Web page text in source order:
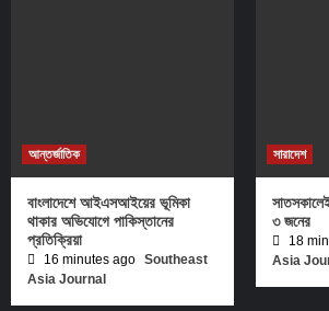
আন্তর্জাতিক
বাংলাদেশে আইএসআইয়ের ভূমিকা
থাকার অভিযোগে পাকিস্তানের
প্রতিক্রিয়া
16 minutes ago Southeast
Asia Journal
সারাদেশ
৩ জনের
18
Asia